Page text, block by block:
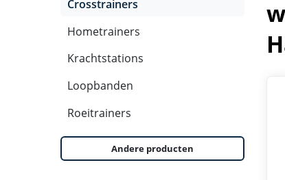
Crosstrainers
Hometrainers
Krachtstations
Loopbanden
Roeitrainers
Andere producten